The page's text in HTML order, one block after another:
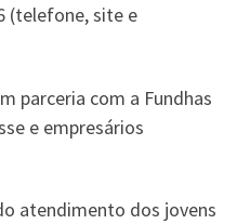
(telefone, site e
parceria com a Fundhas
e empresários
atendimento dos jovens